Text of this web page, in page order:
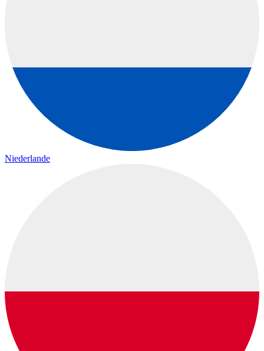
Niederlande